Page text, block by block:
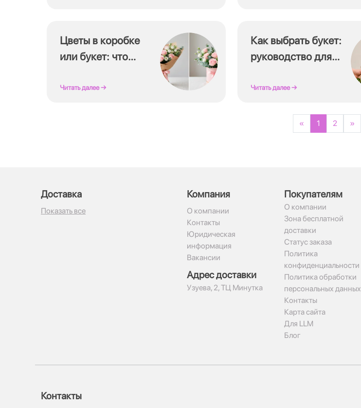
Цветы в коробке
или букет: что
разница
Читать далее →
Как выбрать букет:
руководство для
разбирается в
Читать далее →
« 1 2 »
Доставка
Показать все
Компания
О компании
Контакты
Юридическая
информация
Вакансии
Адрес доставки
​Узуева, 2, ТЦ Минутка
Покупателям
О компании
Зона бесплатной
доставки
Статус заказа
Политика
конфиденциальности
Политика обработки
персональных данных
Контакты
Карта сайта
Для LLM
Блог
Контакты